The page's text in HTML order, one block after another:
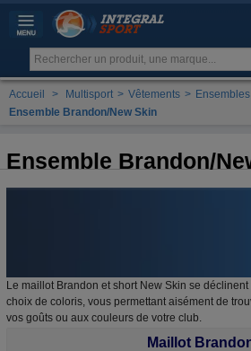
Accueil > Multisport > Vêtements >
Ensemble Brandon/New Skin
Ensemble Brandon/
Le maillot Brandon et short New Skin se
choix de coloris, vous permettant aisément de
vos goûts ou aux couleurs de votre club.
Maillot